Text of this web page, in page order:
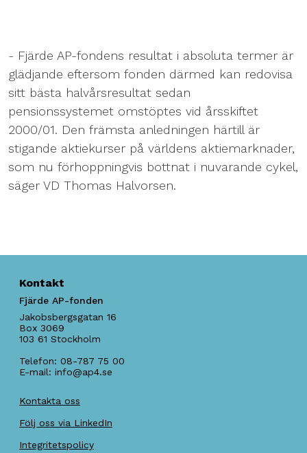
- Fjärde AP-fondens resultat i absoluta termer är
glädjande eftersom fonden därmed kan redovisa
sitt bästa halvårsresultat sedan
pensionssystemet omstöptes vid årsskiftet
2000/01. Den främsta anledningen härtill är
stigande aktiekurser på världens aktiemarknader,
som nu förhoppningvis bottnat i nuvarande cykel,
säger VD Thomas Halvorsen.
Kontakt
Fjärde AP-fonden
Jakobsbergsgatan 16
Box 3069
103 61 Stockholm
Telefon: 08-787 75 00
E-mail: info@ap4.se
Kontakta oss
Följ oss via LinkedIn
Integritetspolicy